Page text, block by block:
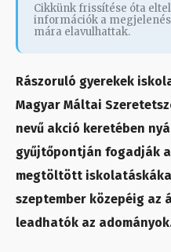
Cikkünk frissítése óta
információk a
mára elavulhattak.
Rászoruló gyerekek
Magyar Máltai
nevű akció keretében
gyűjtőpontján fogadják
megtöltött
szeptember közepéig
leadhatók az